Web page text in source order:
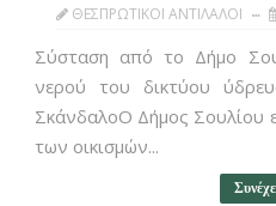
ΘΕΣΠΡΩΤΙΚΟΙ ΑΝΤΙΛΑΛΟΙ
Σύσταση από το Δήμο
νερού του δικτύου
ΣκάνδαλοΟ Δήμος Σουλίου
των οικισμών...